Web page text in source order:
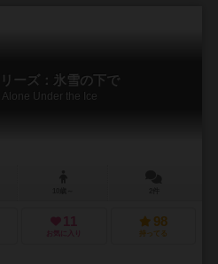
ーズ：氷雪の下で
Alone Under the Ice
11
お気に入り
98
持ってる